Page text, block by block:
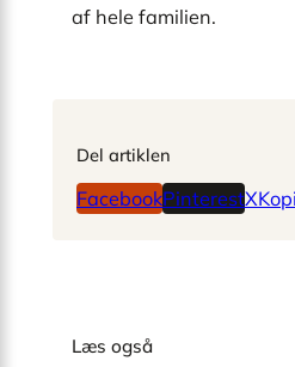
af hele familien.
Del artiklen
FacebookPinterestX
Læs også